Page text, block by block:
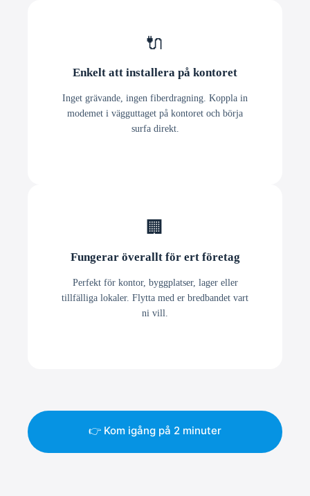
🔌
Enkelt att installera på kontoret
Inget grävande, ingen fiberdragning. Koppla in
modemet i vägguttaget på kontoret och börja
surfa direkt.
🏢
Fungerar överallt för ert företag
Perfekt för kontor, byggplatser, lager eller
tillfälliga lokaler. Flytta med er bredbandet vart
ni vill.
👉 Kom igång på 2 minuter